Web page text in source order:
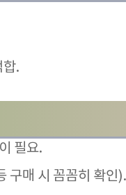
합.
필요.
구매 시 꼼꼼히 확인).